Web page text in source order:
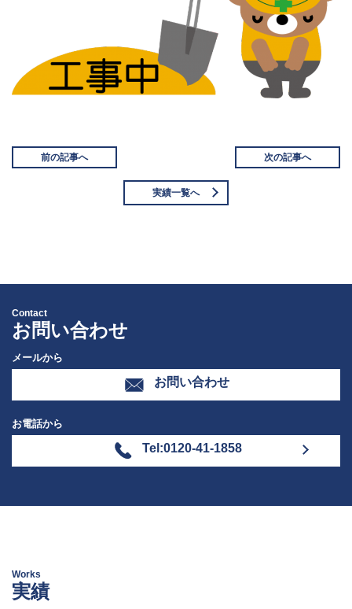
前の記事へ 次の記事へ
実績一覧へ
Contact
お問い合わせ
メールから
お問い合わせ
お電話から
Tel:0120-41-1858
Works
実績